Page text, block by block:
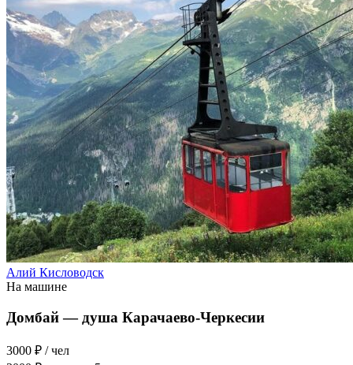
Алий Кисловодск
На машине
Домбай — душа Карачаево-Черкесии
3000 ₽ / чел